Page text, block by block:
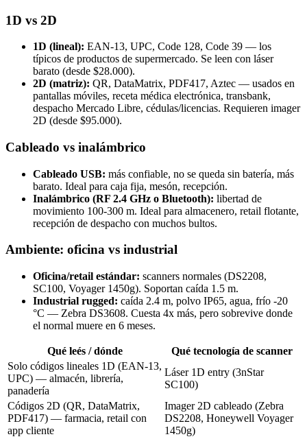
1D vs 2D
1D (lineal): EAN-13, UPC, Code 128, Code 39 — los
típicos de productos de supermercado. Se leen con láser
barato (desde $28.000).
2D (matriz): QR, DataMatrix, PDF417, Aztec — usados en
pantallas móviles, receta médica electrónica, transbank,
despacho Mercado Libre, cédulas/licencias. Requieren imager
2D (desde $95.000).
Cableado vs inalámbrico
Cableado USB: más confiable, no se queda sin batería, más
barato. Ideal para caja fija, mesón, recepción.
Inalámbrico (RF 2.4 GHz o Bluetooth): libertad de
movimiento 100-300 m. Ideal para almacenero, retail flotante,
recepción de despacho con muchos bultos.
Ambiente: oficina vs industrial
Oficina/retail estándar: scanners normales (DS2208,
SC100, Voyager 1450g). Soportan caída 1.5 m.
Industrial rugged: caída 2.4 m, polvo IP65, agua, frío -20
°C — Zebra DS3608. Cuesta 4x más, pero sobrevive donde
el normal muere en 6 meses.
Qué leés / dónde
Qué tecnología de scanner
Solo códigos lineales 1D (EAN-13,
UPC) — almacén, librería,
panadería
Láser 1D entry (3nStar
SC100)
Códigos 2D (QR, DataMatrix,
PDF417) — farmacia, retail con
app cliente
Imager 2D cableado (Zebra
DS2208, Honeywell Voyager
1450g)